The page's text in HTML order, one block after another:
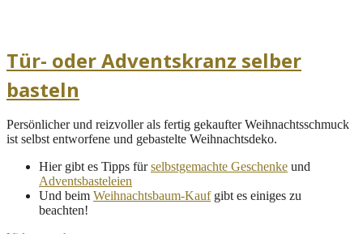
Tür- oder Adventskranz selber
basteln
Persönlicher und reizvoller als fertig gekaufter Weihnachtsschmuck
ist selbst entworfene und gebastelte Weihnachtsdeko.
Hier gibt es Tipps fürselbstgemachte Geschenke und
Adventsbasteleien
Und beim Weihnachtsbaum-Kaufgibt es einiges zu
beachten!